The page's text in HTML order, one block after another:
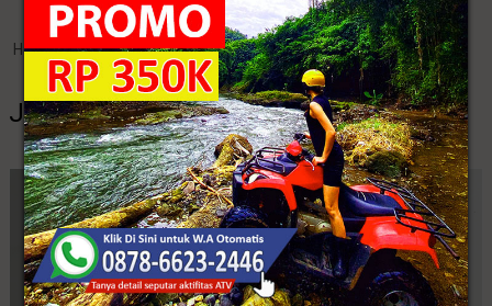
Home >Kebaya Jadi >Jual Kebaya Bali Untuk Orang Tua
Jual Kebaya Bali Untuk Orang Tua